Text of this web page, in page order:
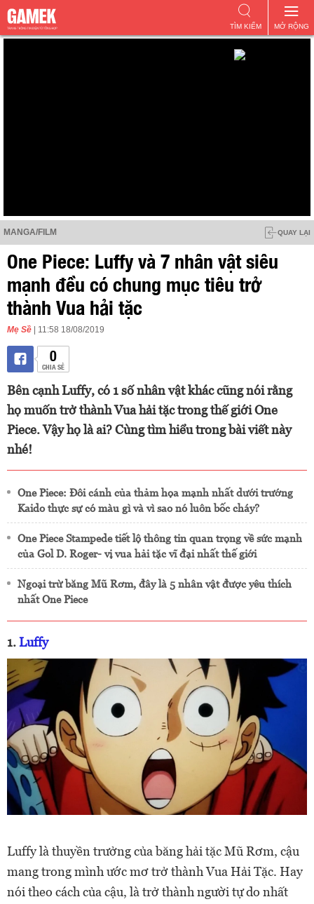
MỞ RỘNG
TÌM KIẾM
MANGA/FILM QUAY LẠI
One Piece: Luffy và 7 nhân vật siêu
mạnh đều có chung mục tiêu trở
thành Vua hải tặc
Mẹ Sề | 11:58 18/08/2019
0
CHIA SẺ
Bên cạnh Luffy, có 1 số nhân vật khác cũng nói rằng
họ muốn trở thành Vua hải tặc trong thế giới One
Piece. Vậy họ là ai? Cùng tìm hiểu trong bài viết này
nhé!
One Piece: Đôi cánh của thảm họa mạnh nhất dưới trướng
Kaido thực sự có màu gì và vì sao nó luôn bốc cháy?
One Piece Stampede tiết lộ thông tin quan trọng về sức mạnh
của Gol D. Roger- vị vua hải tặc vĩ đại nhất thế giới
Ngoại trừ băng Mũ Rơm, đây là 5 nhân vật được yêu thích
nhất One Piece
1.Luffy
Luffy là thuyền trưởng của băng hải tặc Mũ Rơm, cậu
mang trong mình ước mơ trở thành Vua Hải Tặc. Hay
nói theo cách của cậu, là trở thành người tự do nhất